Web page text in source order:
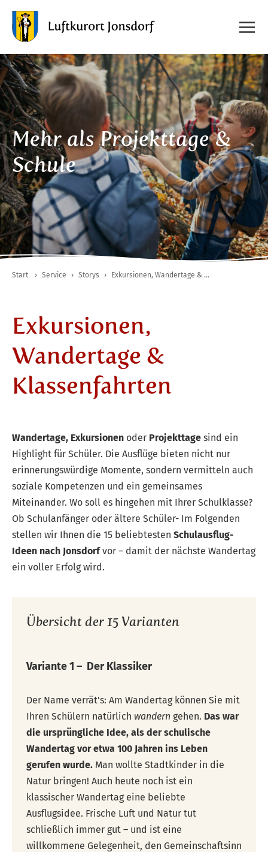
Mehr als Projekttage &
Schule
Start › Service › Storys › Exkursionen, Wandertage & Klassenfahrten
Exkursionen,
Wandertage &
Klassenfahrten
Wandertage, Exkursionen oder Projekttage sind ein
Highlight für Schüler. Die Ausflüge bieten nicht nur
erinnerungswürdige Momente, sondern vermitteln auch
soziale Kompetenzen und ein gemeinsames
Miteinander. Wo soll es hingehen mit Ihrer Schulklasse?
Ob Schulanfänger oder ältere Schüler- Im Folgenden
stellen wir Ihnen die 15 beliebtesten Schulausflug-
Ideen nach Jonsdorfvor – damit der nächste Wandertag
ein voller Erfolg wird.
Übersicht der 15 Varianten
Variante 1 – Der Klassiker
Der Name verrät’s: Am Wandertag können Sie mit
Ihren Schülern natürlich wandern gehen. Das war
die ursprüngliche Idee, als der schulische
Wandertag vor etwa 100 Jahren ins Leben
gerufen wurde. Man wollte Stadtkinder in die
Natur bringen! Auch heute noch ist ein
klassischer Wandertag eine beliebte
Ausflugsidee. Frische Luft und Natur tut
schließlich immer gut – und ist eine
willkommene Gelegenheit, den Gemeinschaftsinn